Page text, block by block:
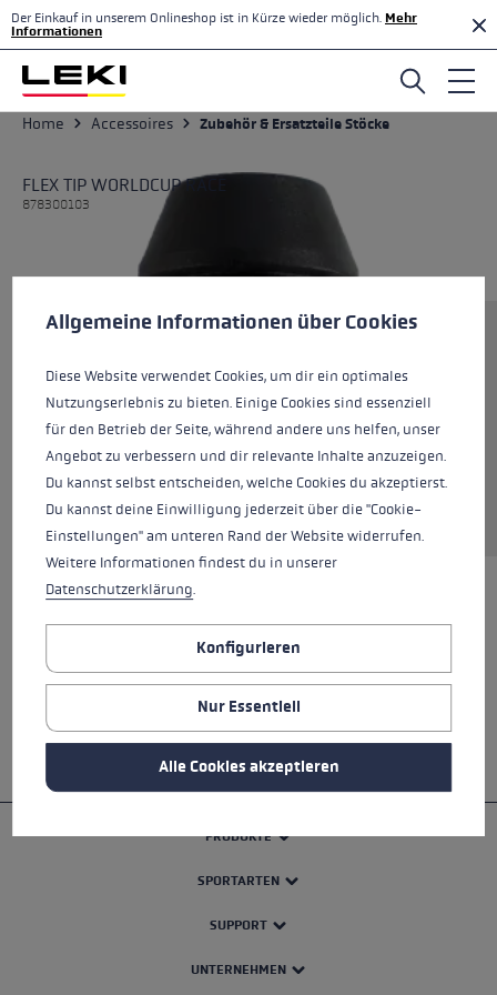
Zum Hauptinhalt springen
Der Einkauf in unserem Onlineshop ist in Kürze wieder möglich. Mehr
Informationen
Home Accessoires Zubehör & Ersatzteile Stöcke
FLEX TIP WORLDCUP RACE
878300103
Größe
Farben black
ALLE EIGENSCHAFTEN
SICHERHEITSHINWEISE
PRODUKTE
SPORTARTEN
SUPPORT
UNTERNEHMEN
Cookie-Voreinstellungen
Allgemeine Informationen über Cookies
Diese Website verwendet Cookies, um dir ein optimales
Nutzungserlebnis zu bieten. Einige Cookies sind essenziell
für den Betrieb der Seite, während andere uns helfen, unser
Angebot zu verbessern und dir relevante Inhalte anzuzeigen.
Du kannst selbst entscheiden, welche Cookies du akzeptierst.
Du kannst deine Einwilligung jederzeit über die "Cookie-
Einstellungen" am unteren Rand der Website widerrufen.
Weitere Informationen findest du in unserer
Datenschutzerklärung.
Konfigurieren
Nur Essentiell
Alle Cookies akzeptieren